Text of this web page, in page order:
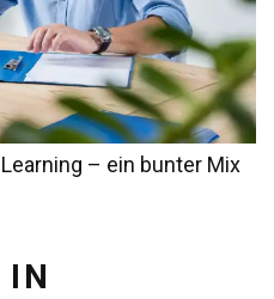
– ein bunter Mix
IN